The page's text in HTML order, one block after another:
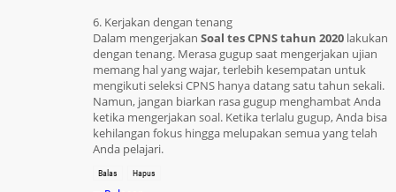
6. Kerjakan dengan tenang
Dalam mengerjakan Soal tes CPNS tahun 2020 lakukan
dengan tenang. Merasa gugup saat mengerjakan ujian
memang hal yang wajar, terlebih kesempatan untuk
mengikuti seleksi CPNS hanya datang satu tahun sekali.
Namun, jangan biarkan rasa gugup menghambat Anda
ketika mengerjakan soal. Ketika terlalu gugup, Anda bisa
kehilangan fokus hingga melupakan semua yang telah
Anda pelajari.
Balas Hapus